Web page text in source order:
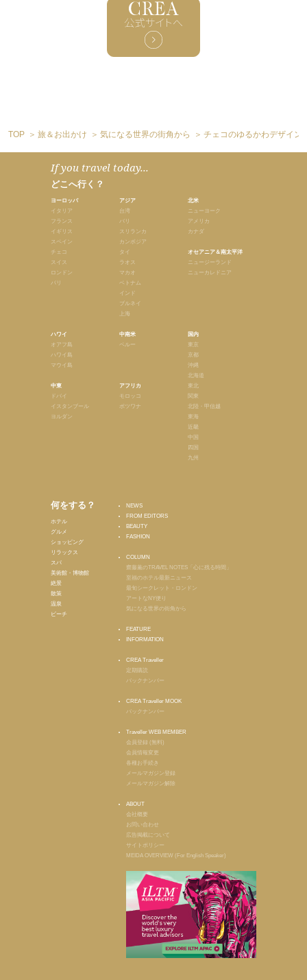
TOP 旅＆お出かけ 気になる世界の街角から チェコのゆるかわデザイン
If you travel today...
どこへ行く？
ヨーロッパ
イタリア
フランス
イギリス
スペイン
チェコ
スイス
ロンドン
パリ
ハワイ
オアフ島
ハワイ島
マウイ島
中東
ドバイ
イスタンブール
ヨルダン
アジア
台湾
バリ
スリランカ
カンボジア
タイ
ラオス
マカオ
ベトナム
インド
ブルネイ
上海
中南米
ペルー
アフリカ
モロッコ
ボツワナ
北米
ニューヨーク
アメリカ
カナダ
オセアニア＆南太平洋
ニュージーランド
ニューカレドニア
国内
東京
京都
沖縄
北海道
東北
関東
北陸・甲信越
東海
近畿
中国
四国
九州
何をする？
ホテル
グルメ
ショッピング
リラックス
スパ
美術館・博物館
絶景
散策
温泉
ビーチ
NEWS
FROM EDITORS
BEAUTY
FASHION
COLUMN
齋藤薫のTRAVEL NOTES「心に残る時間」
至福のホテル最新ニュース
最旬シークレット・ロンドン
アートなNY便り
気になる世界の街角から
FEATURE
INFORMATION
CREA Traveller
定期購読
バックナンバー
CREA Traveller MOOK
バックナンバー
Traveller WEB MEMBER
会員登録 (無料)
会員情報変更
各種お手続き
メールマガジン登録
メールマガジン解除
ABOUT
会社概要
お問い合わせ
広告掲載について
サイトポリシー
MEIDA OVERVIEW (For English Speaker)